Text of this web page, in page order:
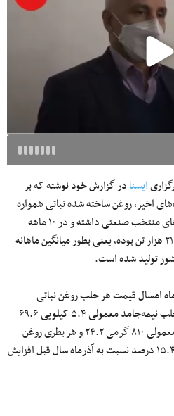
ایسنادر گزارش خود نوشته که بر
اخیر، روغن ساخته شده نباتی همواره
بیشترین کاهش تولید را در بین کالاهای منتخب صنعتی داشته و در ۱۰ ماهه
نخست امسال حدود یک میلیون و ۲۱۵ هزار تن بوده، یعنی بطور میانگین ماهانه
امسال قیمت هر حلب روغن نباتی
معمولی ۱۶ کیلویی ۱۲۵.۵ درصد، حلب نیمه‌جامد معمولی ۵.۴ کیلویی ۶۹.۶
درصد، هر بطری روغن سرخ کردنی معمولی ۸۱۰ گرمی ۲۴.۲ و هر بطری روغن
مایع آفتابگردان معمولی ۸۱۰ گرمی ۱۵.۴ درصد نسبت به آذرماه سال قبل افزایش